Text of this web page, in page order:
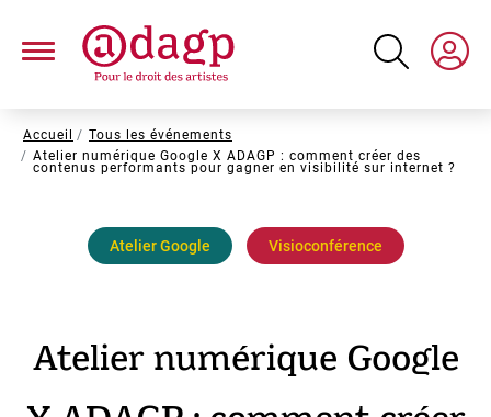
contenu
Fil
d'Ariane
Accueil
Tous les événements
Atelier numérique Google X ADAGP : comment créer des
contenus performants pour gagner en visibilité sur internet ?
Atelier Google Visioconférence
Atelier numérique Google